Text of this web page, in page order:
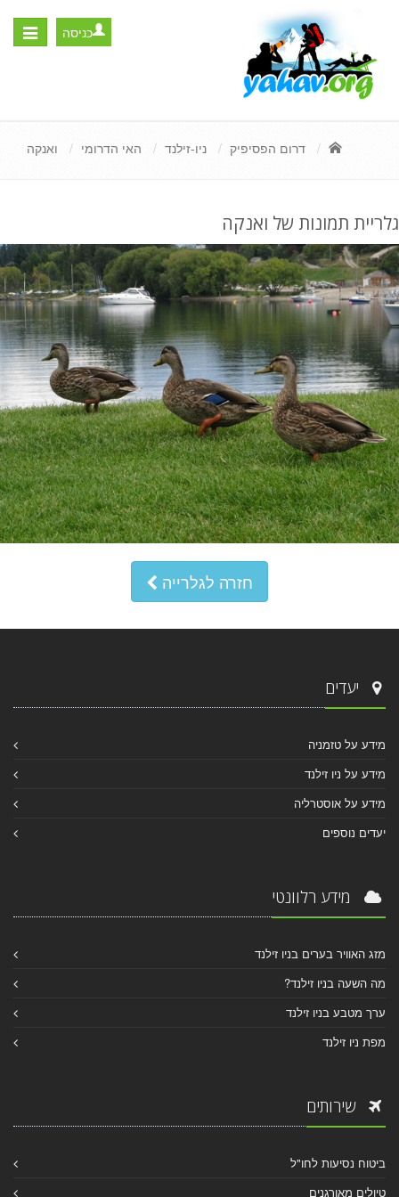
Toggle
כניסה
דרום הפסיפיק ניו-זילנד האי הדרומי ואנקה
גלריית תמונות של ואנקה
חזרה לגלרייה
יעדים
מידע על טזמניה
מידע על ניו זילנד
מידע על אוסטרליה
יעדים נוספים
מידע רלוונטי
מזג האוויר בערים בניו זילנד
מה השעה בניו זילנד?
ערך מטבע בניו זילנד
מפת ניו זילנד
שירותים
ביטוח נסיעות לחו"ל
טיולים מאורגנים